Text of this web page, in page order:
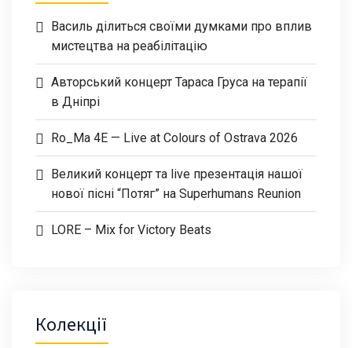
Василь ділиться своїми думками про вплив
мистецтва на реабілітацію
Авторський концерт Тараса Груса на терапії
в Дніпрі
Ro_Ma 4E — Live at Colours of Ostrava 2026
Великий концерт та live презентація нашої
нової пісні “Потяг” на Superhumans Reunion
LORE – Mix for Victory Beats
Колекції